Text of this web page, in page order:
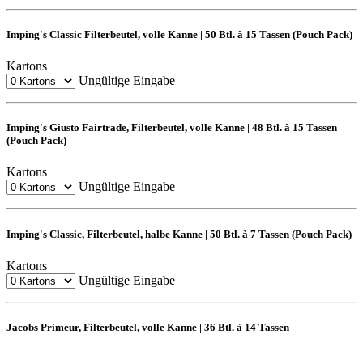
Imping's Classic Filterbeutel, volle Kanne | 50 Btl. à 15 Tassen (Pouch Pack)
Kartons
Ungültige Eingabe
Imping's Giusto Fairtrade, Filterbeutel, volle Kanne | 48 Btl. à 15 Tassen
(Pouch Pack)
Kartons
Ungültige Eingabe
Imping's Classic, Filterbeutel, halbe Kanne | 50 Btl. à 7 Tassen (Pouch Pack)
Kartons
Ungültige Eingabe
Jacobs Primeur, Filterbeutel, volle Kanne | 36 Btl. à 14 Tassen